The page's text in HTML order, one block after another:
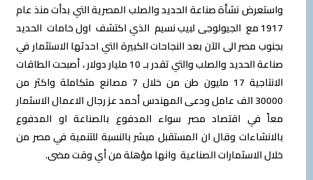
نشأة صناعة الحديد والصلب المصرية التي بدأت منذ عام
1917 مع الجيولوجى لبيب نسيم الذي اكتشف اول خامات الحديد
مصر الى الآن بعد النجاحات الكبيرة التي احدثها الاستثمار في
صناعة الحديد والصلب والتي تقدر بـ 10 مليار دولار ، أصبحت الطاقات
الانتاجية 17 مليون طن من خلال 7 مصانع متكاملة واكثر من
30000 الف عامل ودعى المهندس أحمد عز رجال الاعمال الاسثمار
اقتصاد مصر سواء المدفوع بالصناعة او المدفوع
وقال ان المستقبل مبشر بالنسبة للتنمية في مصر من
الصناعية وانها مؤهلة من أي وقت مضى.